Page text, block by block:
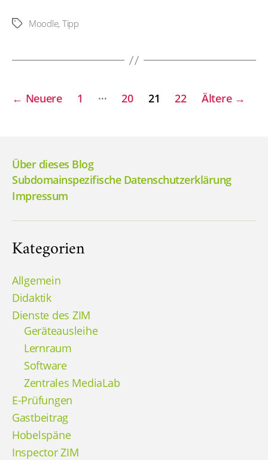
Schlagwörter
Moodle, Tipp
Seitennummerierung
Beiträge
← Neuere 1 … 20 21 22 Ältere →
Über dieses Blog
Subdomainspezifische Datenschutzerklärung
Impressum
Kategorien
Allgemein
Didaktik
Dienste des ZIM
Geräteausleihe
Lernraum
Software
Zentrales MediaLab
E-Prüfungen
Gastbeitrag
Hobelspäne
Inspector ZIM